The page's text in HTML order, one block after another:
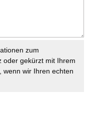
zum
oder gekürzt mit Ihrem
wenn wir Ihren echten